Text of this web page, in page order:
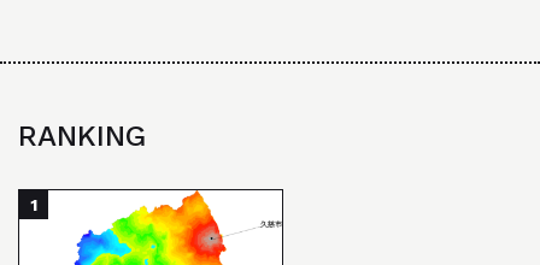
リンク
RANKING
1